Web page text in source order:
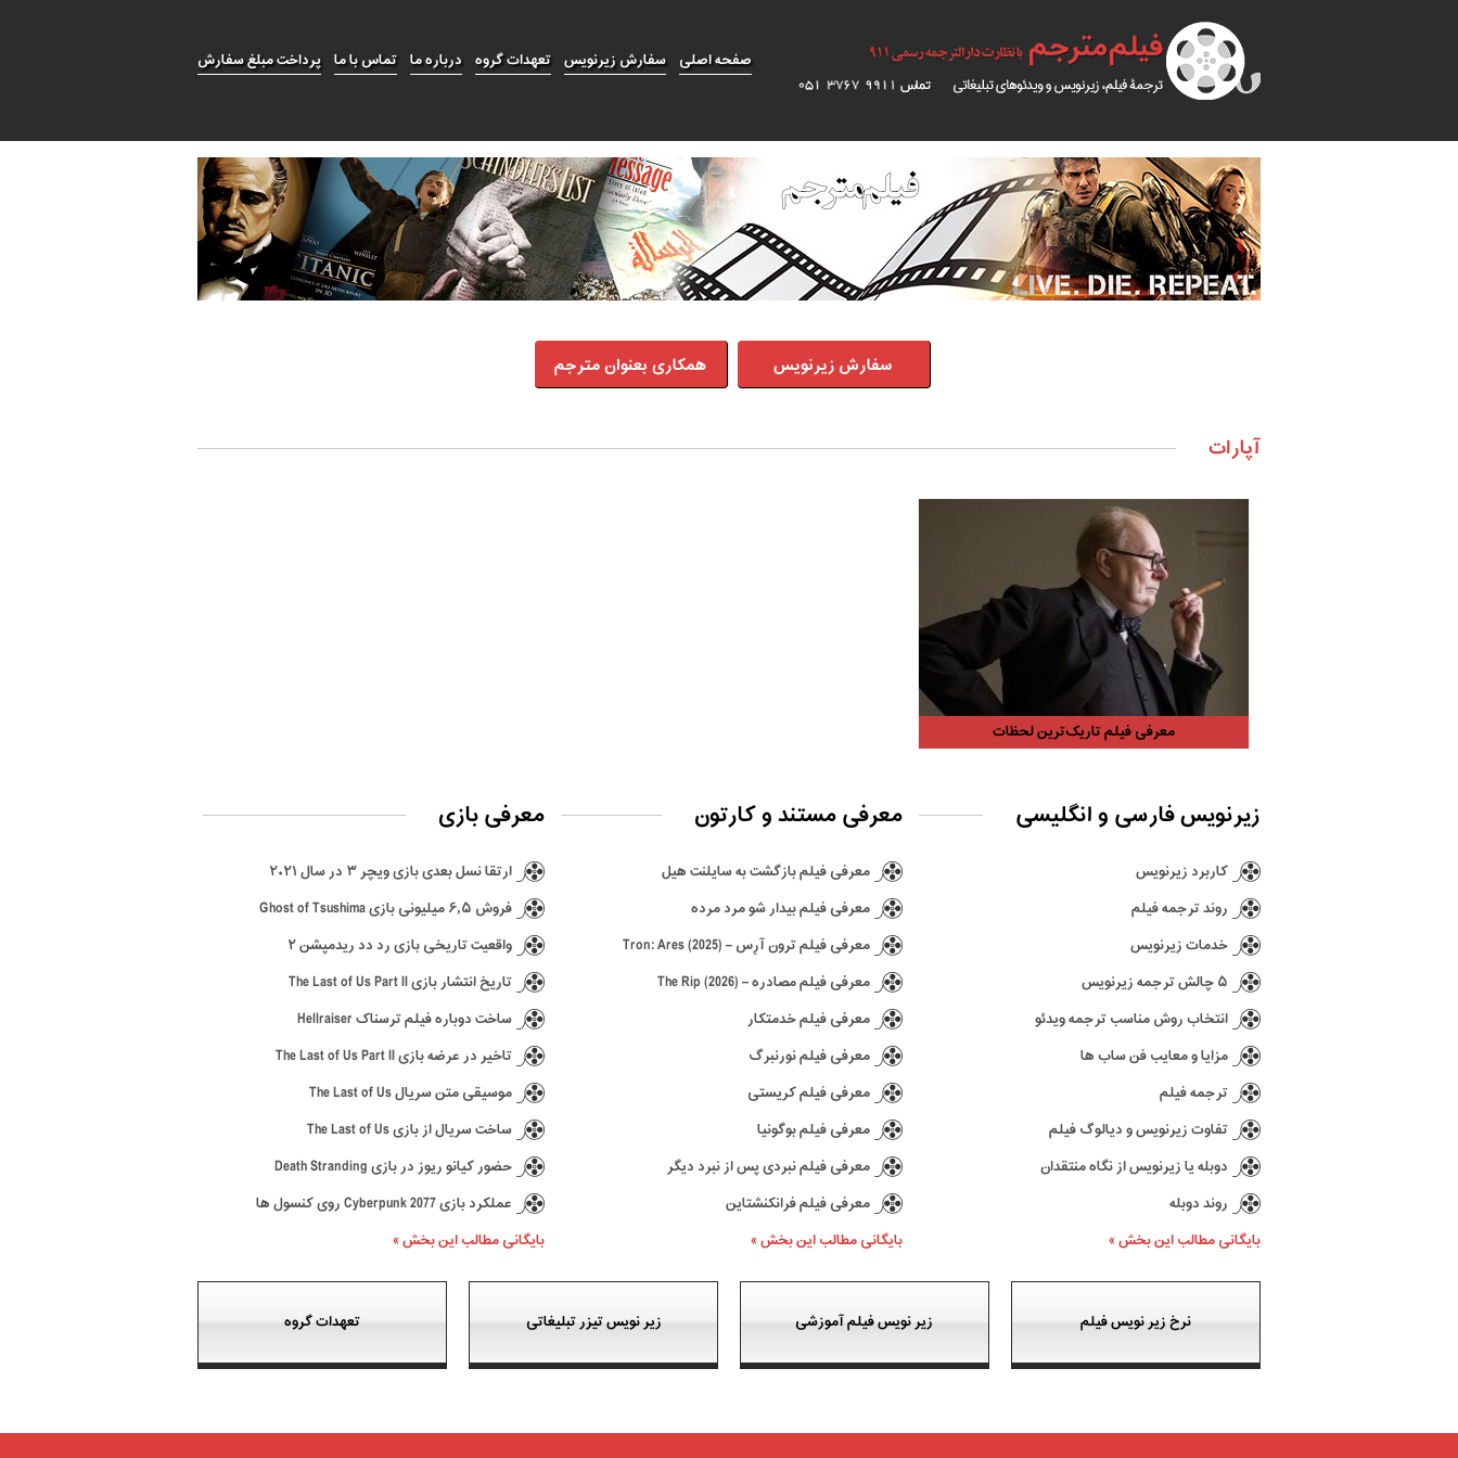
پرداخت مبلغ سفارش تماس با ما درباره ما تعهدات گروه سفارش زیرنویس صفحه اصلی
سفارش زیرنویس همکاری بعنوان مترجم
آپارات
معرفی فیلم تاریک‌ترین لحظات
زیرنویس فارسی و انگلیسی
کاربرد زیرنویس
روند ترجمه فیلم
خدمات زیرنویس
۵ چالش ترجمه زیرنویس
انتخاب روش مناسب ترجمه ویدئو
مزایا و معایب فن ساب ها
ترجمه فیلم
تفاوت زیرنویس و دیالوگ فیلم
دوبله یا زیرنویس از نگاه منتقدان
روند دوبله
بایگانی مطالب این بخش »
معرفی مستند و کارتون
معرفی فیلم بازگشت به سایلنت هیل
معرفی فیلم بیدار شو مرد مرده
معرفی فیلم ترون آرِس – Tron: Ares (2025)
معرفی فیلم مصادره – The Rip (2026)
معرفی فیلم خدمتکار
معرفی فیلم نورنبرگ
معرفی فیلم کریستی
معرفی فیلم بوگونیا
معرفی فیلم نبردی پس از نبرد دیگر
معرفی فیلم فرانکنشتاین
بایگانی مطالب این بخش »
معرفی بازی
ارتقا نسل بعدی بازی ویچر ۳ در سال ۲۰۲۱
فروش ۶٫۵ میلیونی بازی Ghost of Tsushima
واقعیت تاریخی بازی رد دد ریدمپشن ۲
تاریخ انتشار بازی The Last of Us Part II
ساخت دوباره فیلم ترسناک Hellraiser
تاخیر در عرضه بازی The Last of Us Part II
موسیقی متن سریال The Last of Us
ساخت سریال از بازی The Last of Us
حضور کیانو ریوز در بازی Death Stranding
عملکرد بازی Cyberpunk 2077 روی کنسول ها
بایگانی مطالب این بخش »
نرخ زیر نویس فیلم زیر نویس فیلم آموزشی زیر نویس تیزر تبلیغاتی تعهدات گروه